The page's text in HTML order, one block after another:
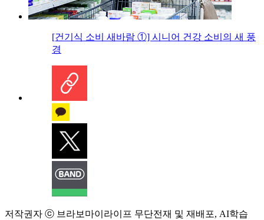
[건기식 소비 새바람 ①] 시니어 건강 소비의 새 풍
경
저작권자 ⓒ 브라보마이라이프 무단전재 및 재배포, AI학습